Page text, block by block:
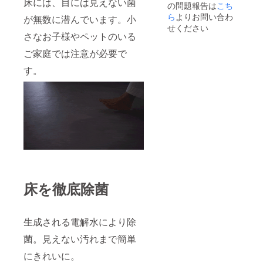
が無数に潜んでいます。小
さなお子様やペットのいる
ご家庭では注意が必要で
す。
床を徹底除菌
生成される電解水により除
菌。見えない汚れまで簡単
にきれいに。
あり
（適格
請求書
発行事
ユニッ
ト（延
長パイ
プ＋吸
の問題報告はこち
ら よりお問い合わ
せください